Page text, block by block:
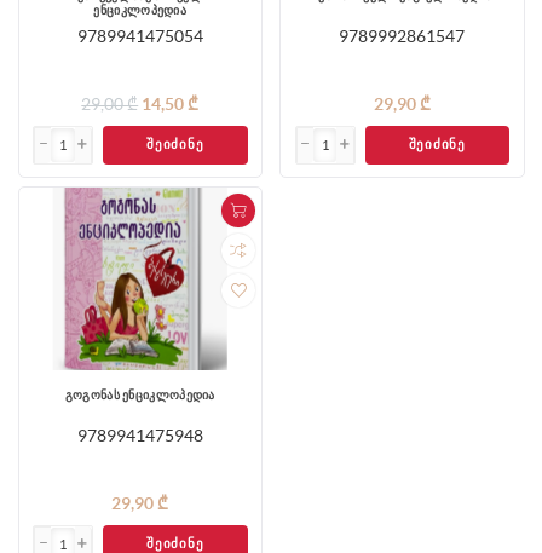
ენციკლოპედია
9789941475054
29,00 ₾ 14,50 ₾
ᲨᲔᲘᲫᲘᲜᲔ
9789992861547
29,90 ₾
ᲨᲔᲘᲫᲘᲜᲔ
გოგონას ენციკლოპედია
9789941475948
29,90 ₾
ᲨᲔᲘᲫᲘᲜᲔ